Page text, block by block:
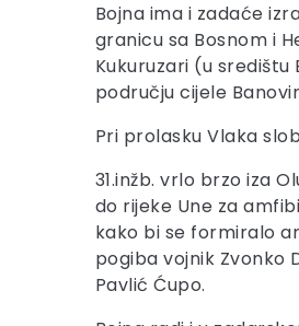
Bojna ima i zadaće
granicu sa Bosnom i
Kukuruzari (u
području cijele
Pri prolasku Vlaka
31.inžb. vrlo brzo iza
do rijeke Une za
kako bi se formiralo
pogiba vojnik Zvonko
Pavlić Ćupo.